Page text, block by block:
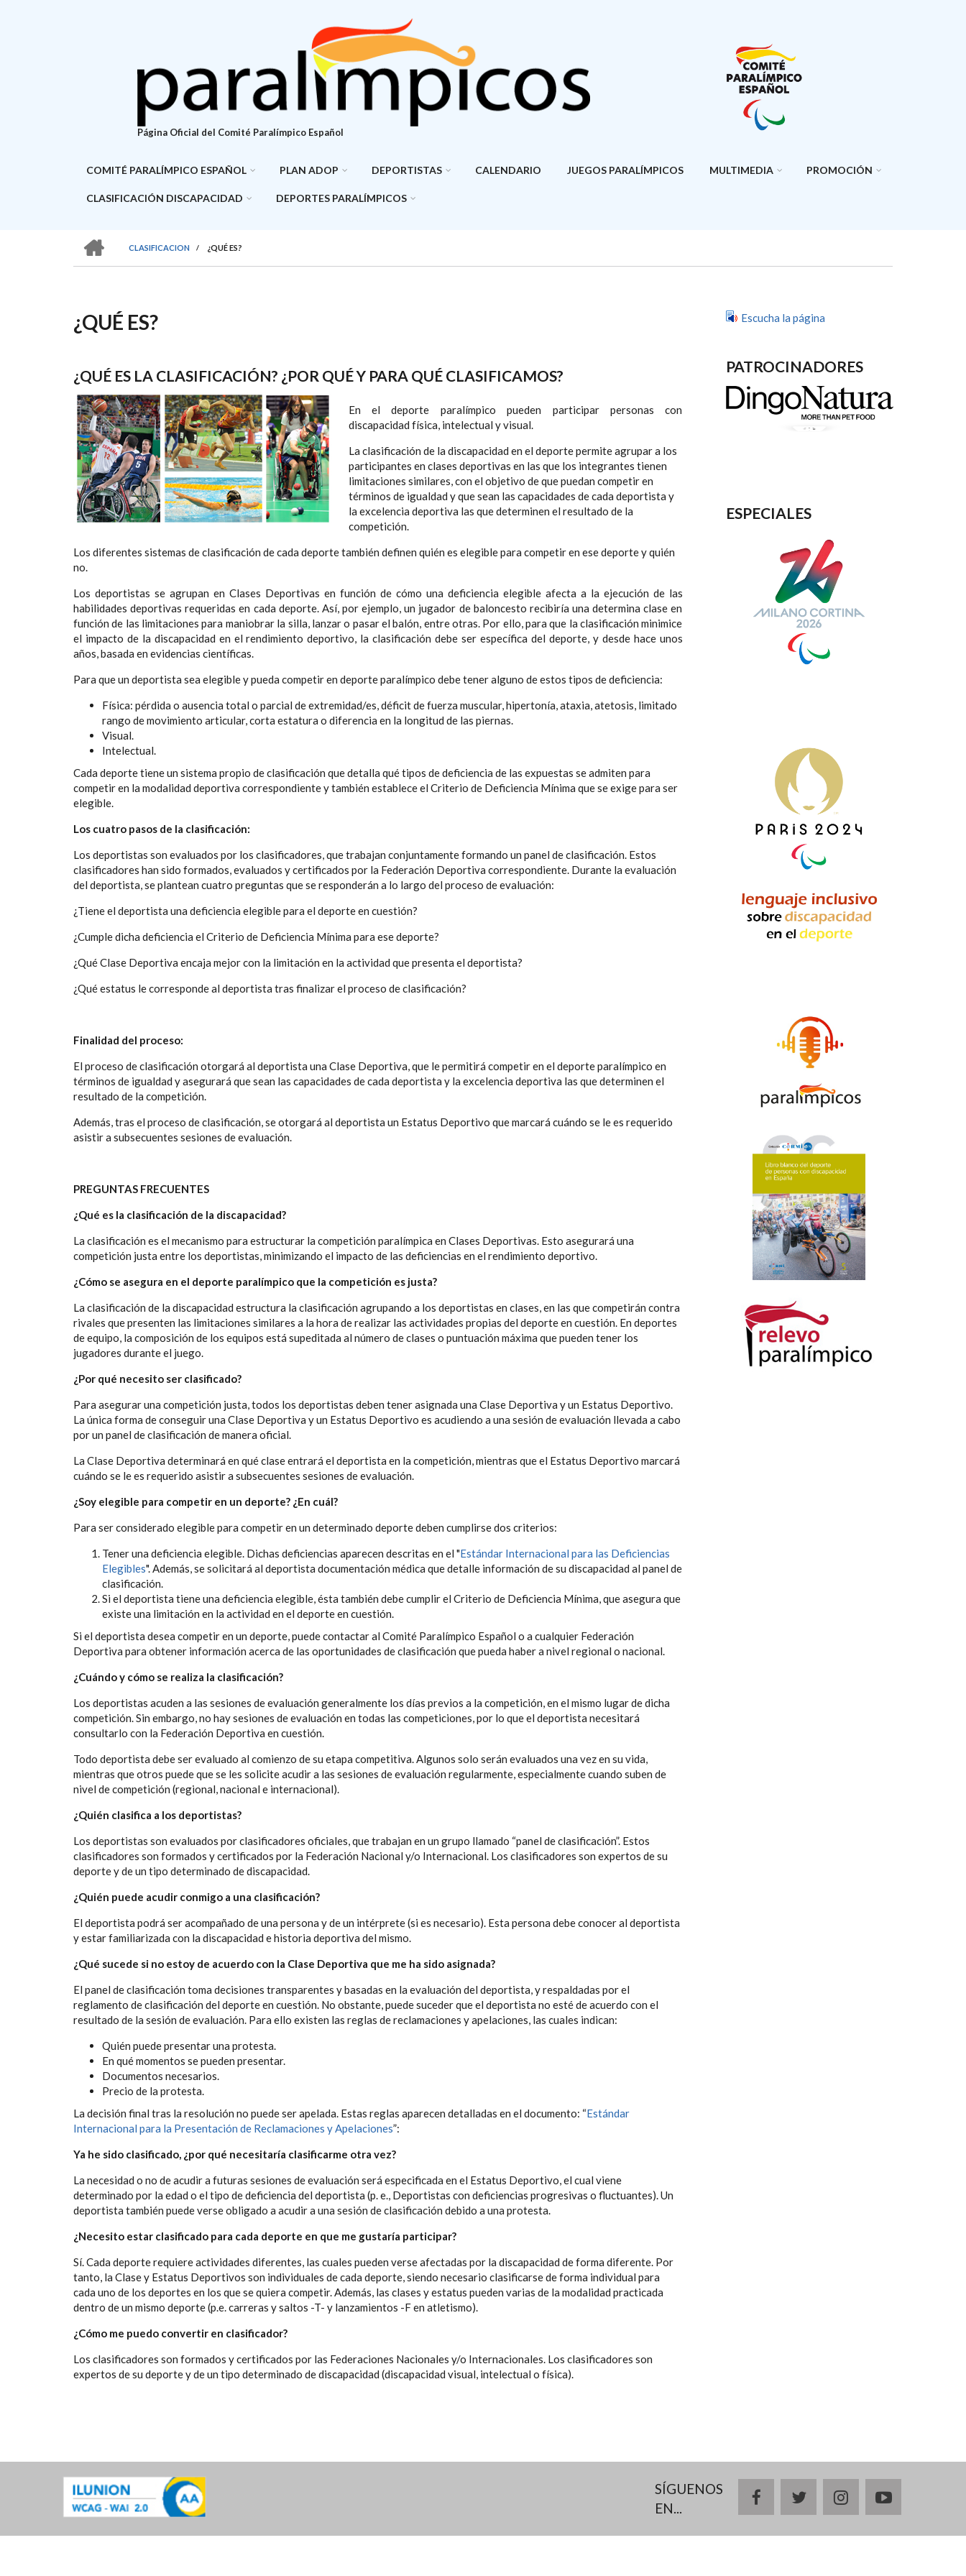
Página Oficial del Comité Paralímpico Español
COMITÉ PARALÍMPICO ESPAÑOL PLAN ADOP DEPORTISTAS CALENDARIO JUEGOS PARALÍMPICOS MULTIMEDIA PROMOCIÓN
CLASIFICACIÓN DISCAPACIDAD DEPORTES PARALÍMPICOS
SOBRESCRIBIR
DE
AYUDA
LA
NAVEGACIÓN
CLASIFICACION
/ ¿QUÉ ES?
¿QUÉ ES?
¿QUÉ ES LA CLASIFICACIÓN? ¿POR QUÉ Y PARA QUÉ CLASIFICAMOS?
En el deporte paralímpico pueden participar personas con
discapacidad física, intelectual y visual.
La clasificación de la discapacidad en el deporte permite agrupar a los
participantes en clases deportivas en las que los integrantes tienen
limitaciones similares, con el objetivo de que puedan competir en
términos de igualdad y que sean las capacidades de cada deportista y
la excelencia deportiva las que determinen el resultado de la
competición.
Los diferentes sistemas de clasificación de cada deporte también definen quién es elegible para competir en ese deporte y quién
no.
Los deportistas se agrupan en Clases Deportivas en función de cómo una deficiencia elegible afecta a la ejecución de las
habilidades deportivas requeridas en cada deporte. Así, por ejemplo, un jugador de baloncesto recibiría una determina clase en
función de las limitaciones para maniobrar la silla, lanzar o pasar el balón, entre otras. Por ello, para que la clasificación minimice
el impacto de la discapacidad en el rendimiento deportivo, la clasificación debe ser específica del deporte, y desde hace unos
años, basada en evidencias científicas.
Para que un deportista sea elegible y pueda competir en deporte paralímpico debe tener alguno de estos tipos de deficiencia:
Física: pérdida o ausencia total o parcial de extremidad/es, déficit de fuerza muscular, hipertonía, ataxia, atetosis, limitado
rango de movimiento articular, corta estatura o diferencia en la longitud de las piernas.
Visual.
Intelectual.
Cada deporte tiene un sistema propio de clasificación que detalla qué tipos de deficiencia de las expuestas se admiten para
competir en la modalidad deportiva correspondiente y también establece el Criterio de Deficiencia Mínima que se exige para ser
elegible.
Los cuatro pasos de la clasificación:
Los deportistas son evaluados por los clasificadores, que trabajan conjuntamente formando un panel de clasificación. Estos
clasificadores han sido formados, evaluados y certificados por la Federación Deportiva correspondiente. Durante la evaluación
del deportista, se plantean cuatro preguntas que se responderán a lo largo del proceso de evaluación:
¿Tiene el deportista una deficiencia elegible para el deporte en cuestión?
¿Cumple dicha deficiencia el Criterio de Deficiencia Mínima para ese deporte?
¿Qué Clase Deportiva encaja mejor con la limitación en la actividad que presenta el deportista?
¿Qué estatus le corresponde al deportista tras finalizar el proceso de clasificación?
Finalidad del proceso:
El proceso de clasificación otorgará al deportista una Clase Deportiva, que le permitirá competir en el deporte paralímpico en
términos de igualdad y asegurará que sean las capacidades de cada deportista y la excelencia deportiva las que determinen el
resultado de la competición.
Además, tras el proceso de clasificación, se otorgará al deportista un Estatus Deportivo que marcará cuándo se le es requerido
asistir a subsecuentes sesiones de evaluación.
PREGUNTAS FRECUENTES
¿Qué es la clasificación de la discapacidad?
La clasificación es el mecanismo para estructurar la competición paralímpica en Clases Deportivas. Esto asegurará una
competición justa entre los deportistas, minimizando el impacto de las deficiencias en el rendimiento deportivo.
¿Cómo se asegura en el deporte paralímpico que la competición es justa?
La clasificación de la discapacidad estructura la clasificación agrupando a los deportistas en clases, en las que competirán contra
rivales que presenten las limitaciones similares a la hora de realizar las actividades propias del deporte en cuestión. En deportes
de equipo, la composición de los equipos está supeditada al número de clases o puntuación máxima que pueden tener los
jugadores durante el juego.
¿Por qué necesito ser clasificado?
Para asegurar una competición justa, todos los deportistas deben tener asignada una Clase Deportiva y un Estatus Deportivo.
La única forma de conseguir una Clase Deportiva y un Estatus Deportivo es acudiendo a una sesión de evaluación llevada a cabo
por un panel de clasificación de manera oficial.
La Clase Deportiva determinará en qué clase entrará el deportista en la competición, mientras que el Estatus Deportivo marcará
cuándo se le es requerido asistir a subsecuentes sesiones de evaluación.
¿Soy elegible para competir en un deporte? ¿En cuál?
Para ser considerado elegible para competir en un determinado deporte deben cumplirse dos criterios:
Tener una deficiencia elegible. Dichas deficiencias aparecen descritas en el "Estándar Internacional para las Deficiencias
Elegibles".Además, se solicitará al deportista documentación médica que detalle información de su discapacidad al panel de
clasificación.
Si el deportista tiene una deficiencia elegible, ésta también debe cumplir el Criterio de Deficiencia Mínima, que asegura que
existe una limitación en la actividad en el deporte en cuestión.
Si el deportista desea competir en un deporte, puede contactar al Comité Paralímpico Español o a cualquier Federación
Deportiva para obtener información acerca de las oportunidades de clasificación que pueda haber a nivel regional o nacional.
¿Cuándo y cómo se realiza la clasificación?
Los deportistas acuden a las sesiones de evaluación generalmente los días previos a la competición, en el mismo lugar de dicha
competición. Sin embargo, no hay sesiones de evaluación en todas las competiciones, por lo que el deportista necesitará
consultarlo con la Federación Deportiva en cuestión.
Todo deportista debe ser evaluado al comienzo de su etapa competitiva. Algunos solo serán evaluados una vez en su vida,
mientras que otros puede que se les solicite acudir a las sesiones de evaluación regularmente, especialmente cuando suben de
nivel de competición (regional, nacional e internacional).
¿Quién clasifica a los deportistas?
Los deportistas son evaluados por clasificadores oficiales, que trabajan en un grupo llamado “panel de clasificación”. Estos
clasificadores son formados y certificados por la Federación Nacional y/o Internacional. Los clasificadores son expertos de su
deporte y de un tipo determinado de discapacidad.
¿Quién puede acudir conmigo a una clasificación?
El deportista podrá ser acompañado de una persona y de un intérprete (si es necesario). Esta persona debe conocer al deportista
y estar familiarizada con la discapacidad e historia deportiva del mismo.
¿Qué sucede si no estoy de acuerdo con la Clase Deportiva que me ha sido asignada?
El panel de clasificación toma decisiones transparentes y basadas en la evaluación del deportista, y respaldadas por el
reglamento de clasificación del deporte en cuestión. No obstante, puede suceder que el deportista no esté de acuerdo con el
resultado de la sesión de evaluación. Para ello existen las reglas de reclamaciones y apelaciones, las cuales indican:
Quién puede presentar una protesta.
En qué momentos se pueden presentar.
Documentos necesarios.
Precio de la protesta.
La decisión final tras la resolución no puede ser apelada. Estas reglas aparecen detalladas en el documento: “Estándar
Internacional para la Presentación de Reclamaciones y Apelaciones”:
Ya he sido clasificado, ¿por qué necesitaría clasificarme otra vez?
La necesidad o no de acudir a futuras sesiones de evaluación será especificada en el Estatus Deportivo, el cual viene
determinado por la edad o el tipo de deficiencia del deportista (p. e., Deportistas con deficiencias progresivas o fluctuantes). Un
deportista también puede verse obligado a acudir a una sesión de clasificación debido a una protesta.
¿Necesito estar clasificado para cada deporte en que me gustaría participar?
Sí. Cada deporte requiere actividades diferentes, las cuales pueden verse afectadas por la discapacidad de forma diferente. Por
tanto, la Clase y Estatus Deportivos son individuales de cada deporte, siendo necesario clasificarse de forma individual para
cada uno de los deportes en los que se quiera competir. Además, las clases y estatus pueden varias de la modalidad practicada
dentro de un mismo deporte (p.e. carreras y saltos -T- y lanzamientos -F en atletismo).
¿Cómo me puedo convertir en clasificador?
Los clasificadores son formados y certificados por las Federaciones Nacionales y/o Internacionales. Los clasificadores son
expertos de su deporte y de un tipo determinado de discapacidad (discapacidad visual, intelectual o física).
Escucha la página
PATROCINADORES
ESPECIALES
SÍGUENOS
EN...
facebooktwitterinstagramyoutube